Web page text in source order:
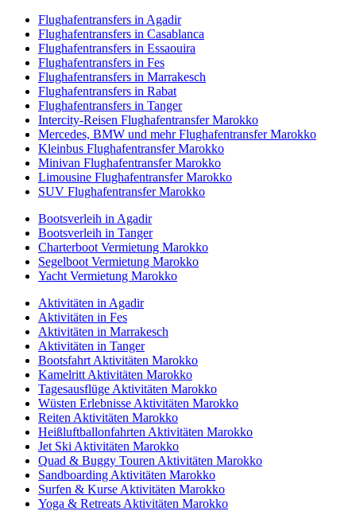
Flughafentransfers in Agadir
Flughafentransfers in Casablanca
Flughafentransfers in Essaouira
Flughafentransfers in Fes
Flughafentransfers in Marrakesch
Flughafentransfers in Rabat
Flughafentransfers in Tanger
Intercity-Reisen Flughafentransfer Marokko
Mercedes, BMW und mehr Flughafentransfer Marokko
Kleinbus Flughafentransfer Marokko
Minivan Flughafentransfer Marokko
Limousine Flughafentransfer Marokko
SUV Flughafentransfer Marokko
Bootsverleih in Agadir
Bootsverleih in Tanger
Charterboot Vermietung Marokko
Segelboot Vermietung Marokko
Yacht Vermietung Marokko
Aktivitäten in Agadir
Aktivitäten in Fes
Aktivitäten in Marrakesch
Aktivitäten in Tanger
Bootsfahrt Aktivitäten Marokko
Kamelritt Aktivitäten Marokko
Tagesausflüge Aktivitäten Marokko
Wüsten Erlebnisse Aktivitäten Marokko
Reiten Aktivitäten Marokko
Heißluftballonfahrten Aktivitäten Marokko
Jet Ski Aktivitäten Marokko
Quad & Buggy Touren Aktivitäten Marokko
Sandboarding Aktivitäten Marokko
Surfen & Kurse Aktivitäten Marokko
Yoga & Retreats Aktivitäten Marokko